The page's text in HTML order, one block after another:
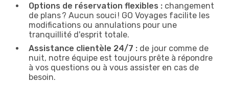
Options de réservation flexibles : changement
de plans ? Aucun souci ! GO Voyages facilite les
modifications ou annulations pour une
tranquillité d'esprit totale.
Assistance clientèle 24/7 : de jour comme de
nuit, notre équipe est toujours prête à répondre
à vos questions ou à vous assister en cas de
besoin.